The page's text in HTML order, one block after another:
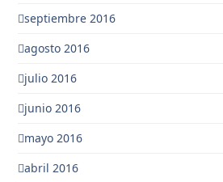
septiembre 2016
agosto 2016
julio 2016
junio 2016
mayo 2016
abril 2016